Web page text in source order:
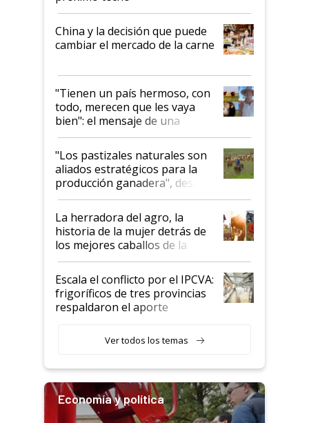
China y la decisión que puede
cambiar el mercado de la carne
"Tienen un país hermoso, con
todo, merecen que les vaya
bien": el mensaje de una
ganadera uruguaya sobre las
oportunidades que se abren
para el agro en Argentina, con
foco en la carne
"Los pastizales naturales son
aliados estratégicos para la
producción ganadera", destaca
la iniciativa que ya reúne a 46
establecimientos en Argentina
La herradora del agro, la
historia de la mujer detrás de
los mejores caballos de la
Argentina y los mitos que
todavía hacen sufrir a estos
animales: "Mientras me
descalificaban, yo seguí
haciendo currículum"
Escala el conflicto por el IPCVA:
frigoríficos de tres provincias
respaldaron el aporte
Ver todos los temas
Economía y política